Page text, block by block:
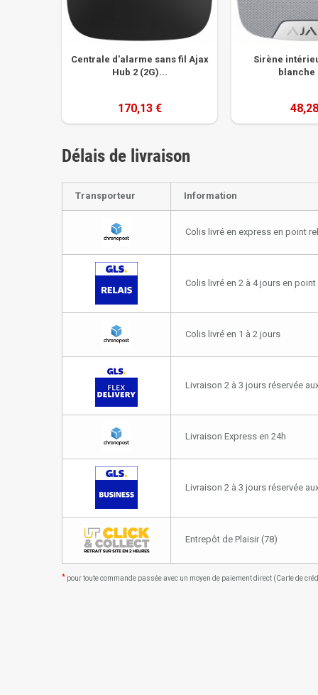
Centrale d'alarme sans fil Ajax
Hub 2 (2G)...
170,13 €
Sirène
blanche
Délais de livraison
Transporteur Information
Colis livré en express en point
Colis livré en 2 à 4 jours en point
Colis livré en 1 à 2 jours
Livraison 2 à 3 jours réservée
Livraison Express en 24h
Livraison 2 à 3 jours réservée
Entrepôt de Plaisir (78)
* pour toute commande passée avec un moyen de paiement direct (Carte de